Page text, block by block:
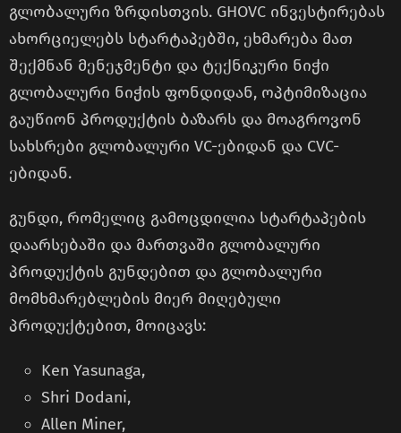
გლობალური ზრდისთვის. GHOVC ინვესტირებას
ახორციელებს სტარტაპებში, ეხმარება მათ
შექმნან მენეჯმენტი და ტექნიკური ნიჭი
გლობალური ნიჭის ფონდიდან, ოპტიმიზაცია
გაუწიონ პროდუქტის ბაზარს და მოაგროვონ
სახსრები გლობალური VC-ებიდან და CVC-
ებიდან.
გუნდი, რომელიც გამოცდილია სტარტაპების
დაარსებაში და მართვაში გლობალური
პროდუქტის გუნდებით და გლობალური
მომხმარებლების მიერ მიღებული
პროდუქტებით, მოიცავს:
Ken Yasunaga,
Shri Dodani,
Allen Miner,